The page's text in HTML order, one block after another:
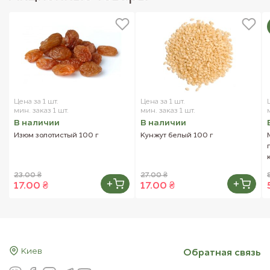
Цена за 1 шт.
мин. заказ 1 шт.
В наличии
Изюм золотистый 100 г
23.00 ₴
17.00 ₴
Цена за 1 шт.
мин. заказ 1 шт.
В наличии
Кунжут белый 100 г
27.00 ₴
17.00 ₴
Киев Обратная связь